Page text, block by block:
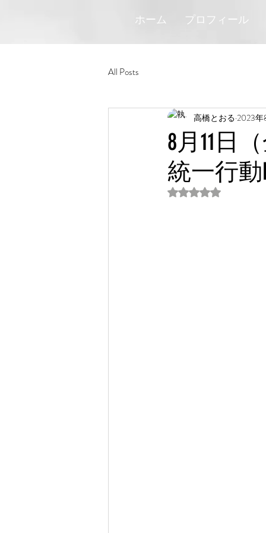
ホーム プロフィール
All Posts
8月11日
統一行動
高橋とおる 2023
5つ星のうちNaN